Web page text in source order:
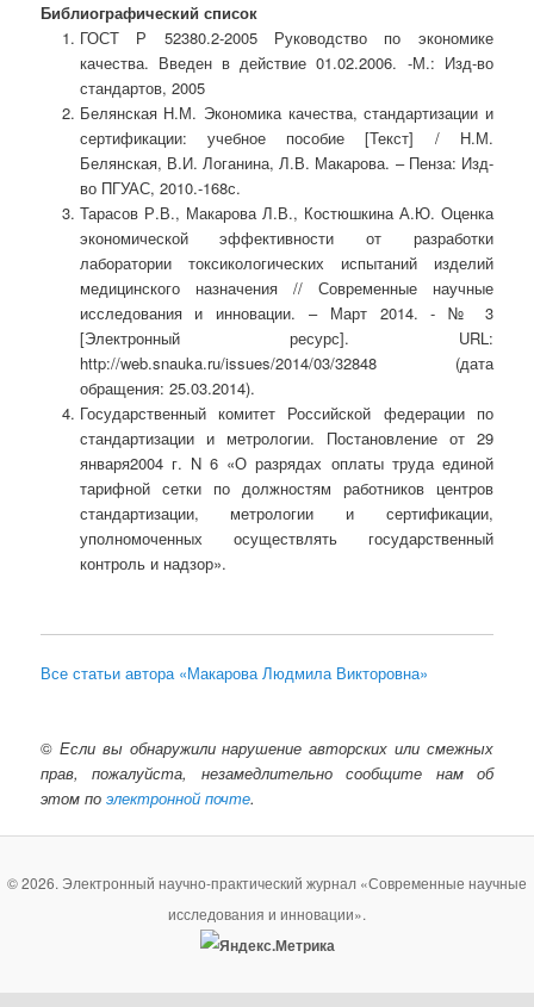
Библиографический список
ГОСТ Р 52380.2-2005 Руководство по экономике
качества. Введен в действие 01.02.2006. -М.: Изд-во
стандартов, 2005
Белянская Н.М. Экономика качества, стандартизации и
сертификации: учебное пособие [Текст] / Н.М.
Белянская, В.И. Логанина, Л.В. Макарова. – Пенза: Изд-
во ПГУАС, 2010.-168с.
Тарасов Р.В., Макарова Л.В., Костюшкина А.Ю. Оценка
экономической эффективности от разработки
лаборатории токсикологических испытаний изделий
медицинского назначения // Современные научные
исследования и инновации. – Март 2014. - № 3
[Электронный ресурс]. URL:
http://web.snauka.ru/issues/2014/03/32848 (дата
обращения: 25.03.2014).
Государственный комитет Российской федерации по
стандартизации и метрологии. Постановление от 29
января2004 г. N 6 «О разрядах оплаты труда единой
тарифной сетки по должностям работников центров
стандартизации, метрологии и сертификации,
уполномоченных осуществлять государственный
контроль и надзор».
Все статьи автора «Макарова Людмила Викторовна»
© Если вы обнаружили нарушение авторских или смежных
прав, пожалуйста, незамедлительно сообщите нам об
этом поэлектронной почте.
© 2026. Электронный научно-практический журнал «Современные научные
исследования и инновации».